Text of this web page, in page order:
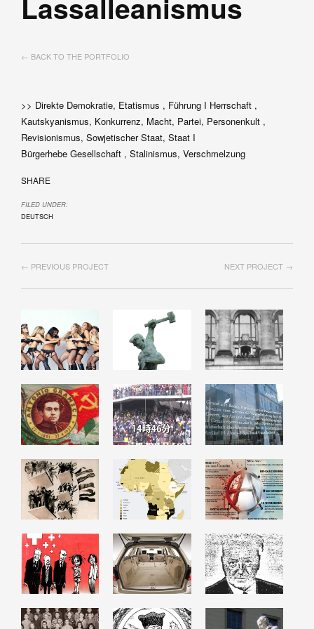
← BACK TO THE PORTFOLIO
>> Direkte Demokratie, Etatismus , Führung I Herrschaft ,
Kautskyanismus, Konkurrenz, Macht, Partei, Personenkult ,
Revisionismus, Sowjetischer Staat, Staat I
Bürgerhebe Gesellschaft , Stalinismus, Verschmelzung
SHARE
FILED UNDER:
DEUTSCH
NEXT PROJECT →
← PREVIOUS PROJECT